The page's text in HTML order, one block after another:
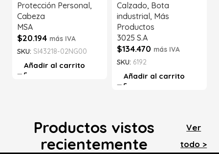
Protección Personal,
Cabeza
MSA
$20.194 más IVA
SKU: SI43218-02NG00
Añadir al carrito
Calzado, Bota
industrial, Más
Productos
3025 S.A
$134.470 más IVA
SKU: 6192
Añadir al carrito
Productos vistos
recientemente
Ver
todo >